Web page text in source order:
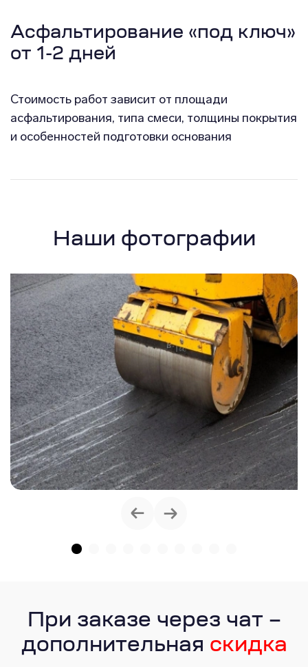
Асфальтирование «под ключ»
от 1-2 дней
Стоимость работ зависит от площади
асфальтирования, типа смеси, толщины покрытия
и особенностей подготовки основания
Наши фотографии
При заказе через чат –
дополнительная скидка